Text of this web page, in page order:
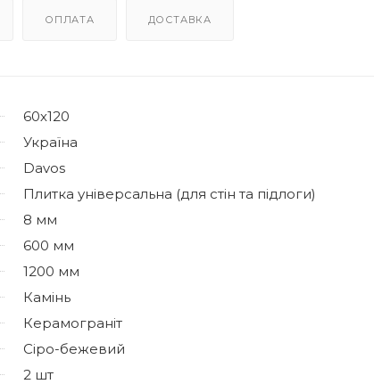
ОПЛАТА ДОСТАВКА
60х120
Україна
Davos
Плитка універсальна (для стін та підлоги)
8 мм
600 мм
1200 мм
Камінь
Керамограніт
Сіро-бежевий
2 шт